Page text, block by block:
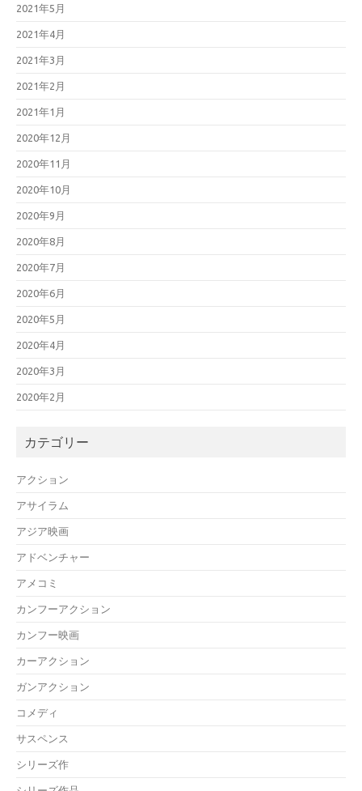
2021年5月
2021年4月
2021年3月
2021年2月
2021年1月
2020年12月
2020年11月
2020年10月
2020年9月
2020年8月
2020年7月
2020年6月
2020年5月
2020年4月
2020年3月
2020年2月
カテゴリー
アクション
アサイラム
アジア映画
アドベンチャー
アメコミ
カンフーアクション
カンフー映画
カーアクション
ガンアクション
コメディ
サスペンス
シリーズ作